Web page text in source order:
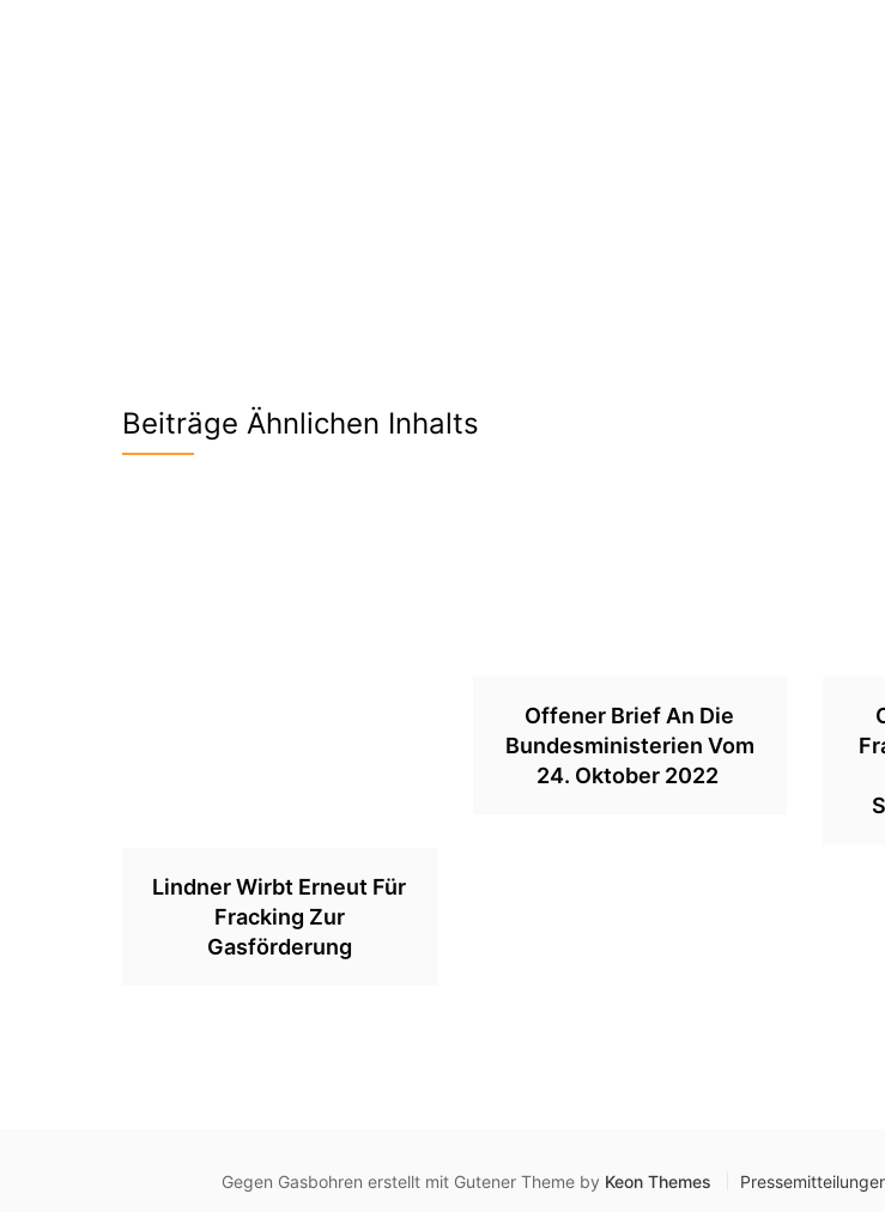
Beiträge Ähnlichen Inhalts
Lindner Wirbt Erneut Für
Fracking Zur
Gasförderung
Offener Brief An Die
Bundesministerien Vom
24. Oktober 2022
Gegen Gasbohren erstellt mit Gutener Theme by Keon Themes